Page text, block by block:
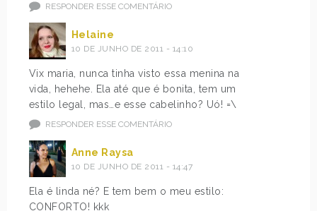
RESPONDER ESSE COMENTÁRIO
Helaine
10 DE JUNHO DE 2011 - 14:10
Vix maria, nunca tinha visto essa menina na
vida, hehehe. Ela até que é bonita, tem um
estilo legal, mas…e esse cabelinho? Uó! =\
RESPONDER ESSE COMENTÁRIO
Anne Raysa
10 DE JUNHO DE 2011 - 14:47
Ela é linda né? E tem bem o meu estilo:
CONFORTO! kkk